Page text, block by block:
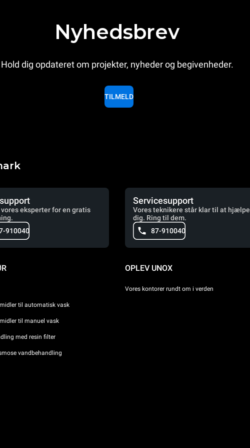
Nyhedsbrev
Hold dig opdateret om projekter, nyheder og begivenheder.
TILMELD
eksperter for en gratis
910040
Servicesupport
Vores teknikere står klar til at hjælpe
dig. Ring til dem.
87-910040
til automatisk vask
til manuel vask
med resin filter
vandbehandling
OPLEV UNOX
Vores kontorer rundt om i verden